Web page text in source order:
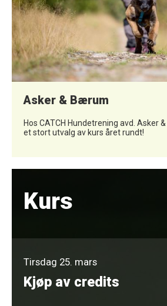
Asker & Bærum
Hos CATCH Hundetrening avd. Asker
et stort utvalg av kurs året rundt!
Kurs
Tirsdag 25. mars
Kjøp av credits